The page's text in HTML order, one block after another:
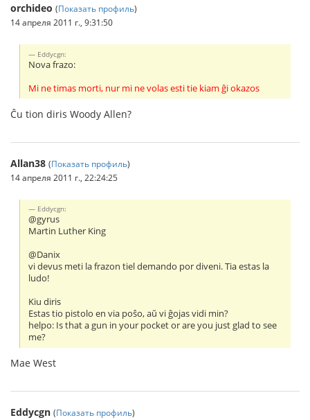
orchideo (Показать профиль)
14 апреля 2011 г., 9:31:50
Eddycgn:
Nova frazo:
Mi ne timas morti, nur mi ne volas esti tie kiam ĝi okazos
Ĉu tion diris Woody Allen?
Allan38 (Показать профиль)
14 апреля 2011 г., 22:24:25
Eddycgn:
@gyrus
Martin Luther King
@Danix
vi devus meti la frazon tiel demando por diveni. Tia estas la
ludo!
Kiu diris
Estas tio pistolo en via poŝo, aŭ vi ĝojas vidi min?
helpo: Is that a gun in your pocket or are you just glad to see
me?
Mae West
Eddycgn (Показать профиль)